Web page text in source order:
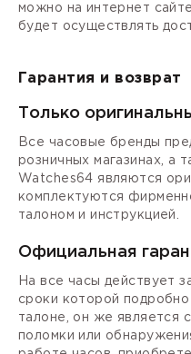
можно на интернет
будет осуществлять
Гарантия и возврат
Только
Все часовые бренды
розничных магазинах, а
Watches64 являются
комплектуются
талоном и инструкцией.
Официальная
На все часы действует
сроки которой
талоне, он же является
поломки или